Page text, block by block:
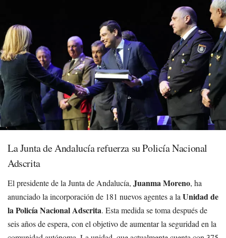
La Junta de Andalucía refuerza su Policía Nacional
Adscrita
El presidente de la Junta de Andalucía, Juanma Moreno, ha
anunciado la incorporación de 181 nuevos agentes a la Unidad de
la Policía Nacional Adscrita. Esta medida se toma después de
seis años de espera, con el objetivo de aumentar la seguridad en la